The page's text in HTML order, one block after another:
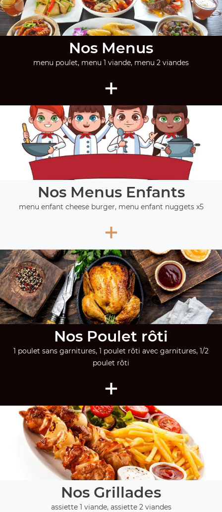
Nos Menus
menu poulet, menu 1 viande, menu 2 viandes
+
Nos Menus Enfants
menu enfant cheese burger, menu enfant nuggets x5
+
Nos Poulet rôti
1 poulet sans garnitures, 1 poulet rôti avec garnitures, 1/2
poulet rôti
+
Nos Grillades
assiette 1 viande, assiette 2 viandes